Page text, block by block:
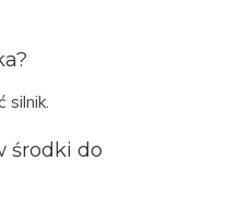
silnik.
środki do